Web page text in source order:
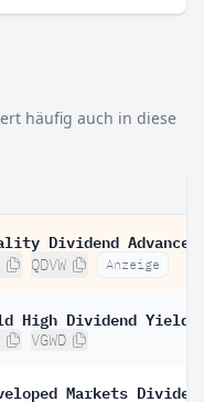
häufig auch in diese
QDVW Anzeige
VGWD